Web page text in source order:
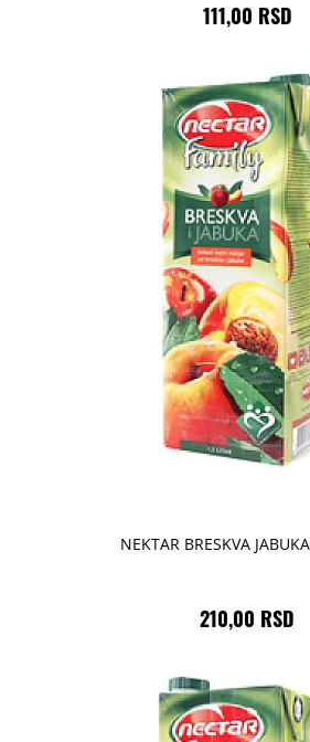
111,00 RSD
NEKTAR BRESKVA
210,00 RSD